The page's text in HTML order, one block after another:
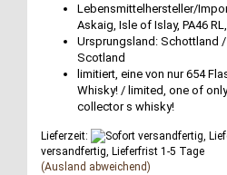
Lebensmittelhersteller/
Askaig, Isle of Islay, PA46
Ursprungsland: Schottland
Scotland
limitiert, eine von nur 654
Whisky! / limited, one of
collector s whisky!
Lieferzeit:
versandfertig, Lieferfrist 1-5 Tage
(Ausland abweichend)